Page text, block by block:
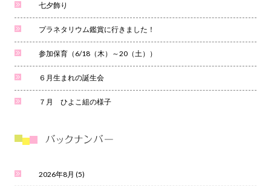
七夕飾り
プラネタリウム鑑賞に行きました！
参加保育（6/18（木）～20（土））
６月生まれの誕生会
７月 ひよこ組の様子
2026年8月 (5)